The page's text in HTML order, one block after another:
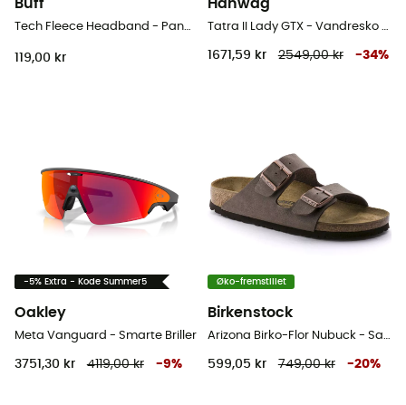
Buff
Tech Fleece Headband - Pandebånd
119,00 kr
Hanwag
Tatra II Lady GTX - Vandresko Damer
1671,59 kr 2549,00 kr -34%
-5% Extra - Kode Summer5
Oakley
Meta Vanguard - Smarte Briller
3751,30 kr 4119,00 kr -9%
Øko-fremstillet
Birkenstock
599,05 kr 749,00 kr -20%